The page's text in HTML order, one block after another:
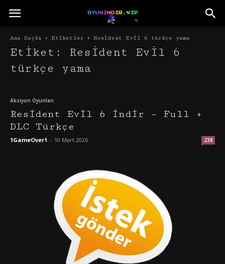
Ana Sayfa Etiketler Resident Evil 6 türkçe yama
Etiket: Resident Evil 6
türkçe yama
Aksiyon Oyunları
Resident Evil 6 İndir – Full +
DLC Türkçe
1GameOver1 - 10 Mart 2026 238